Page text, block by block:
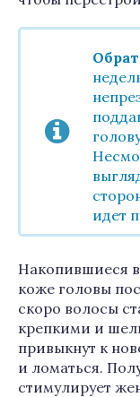
идет
Накопившиеся
коже головы
скоро волосы
крепкими и
привыкнут к
и ломаться.
стимулирует